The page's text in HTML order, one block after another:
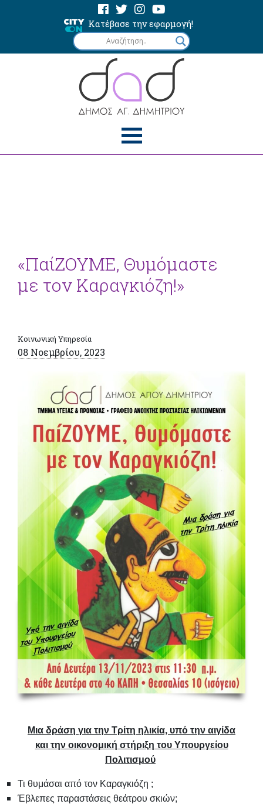
Κατέβασε την εφαρμογή!
«ΠαίΖΟΥΜΕ, Θυμόμαστε
με τον Καραγκιόζη!»
Κοινωνική Υπηρεσία
08 Νοεμβρίου, 2023
Μια δράση για την Τρίτη ηλικία, υπό την αιγίδα
και την οικονομική στήριξη του Υπουργείου
Πολιτισμού
Τι θυμάσαι από τον Καραγκιόζη ;
Έβλεπες παραστάσεις θεάτρου σκιών;